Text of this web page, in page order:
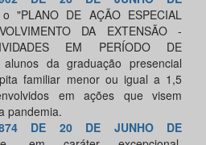
"PLANO DE AÇÃO ESPECIAL
DA EXTENSÃO -
EM PERÍODO DE
alunos da graduação presencial
familiar menor ou igual a 1,5
em ações que visem
pandemia.
874 DE 20 DE JUNHO DE